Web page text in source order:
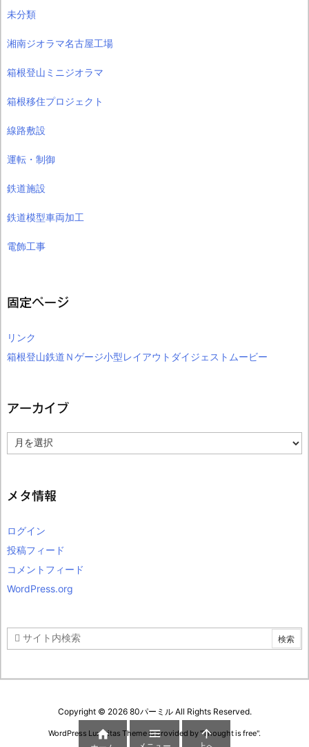
未分類
湘南ジオラマ名古屋工場
箱根登山ミニジオラマ
箱根移住プロジェクト
線路敷設
運転・制御
鉄道施設
鉄道模型車両加工
電飾工事
固定ページ
リンク
箱根登山鉄道Ｎゲージ小型レイアウトダイジェストムービー
アーカイブ
ー
ブ
メタ情報
ログイン
投稿フィード
コメントフィード
WordPress.org
Copyright © 2026 80パーミルAll Rights Reserved.
WordPress Luxeritas Theme is provided by "Thought is free".
  